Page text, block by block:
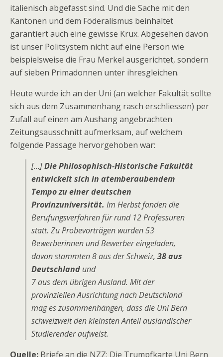
italienisch abgefasst sind. Und die Sache mit den
Kantonen und dem Föderalismus beinhaltet
garantiert auch eine gewisse Krux. Abgesehen davon
ist unser Politsystem nicht auf eine Person wie
beispielsweise die Frau Merkel ausgerichtet, sondern
auf sieben Primadonnen unter ihresgleichen.
Heute wurde ich an der Uni (an welcher Fakultät sollte
sich aus dem Zusammenhang rasch erschliessen) per
Zufall auf einen am Aushang angebrachten
Zeitungsausschnitt aufmerksam, auf welchem
folgende Passage hervorgehoben war:
[…]Die Philosophisch-Historische Fakultät
entwickelt sich in atemberaubendem
Tempo zu einer deutschen
Provinzuniversität. Im Herbst fanden die
Berufungsverfahren für rund 12 Professuren
statt. Zu Probevorträgen wurden 53
Bewerberinnen und Bewerber eingeladen,
davon stammten 8 aus der Schweiz, 38 aus
Deutschland und
7 aus dem übrigen Ausland. Mit der
provinziellen Ausrichtung nach Deutschland
mag es zusammenhängen, dass die Uni Bern
schweizweit den kleinsten Anteil ausländischer
Studierender aufweist.
Quelle: Briefe an die NZZ: Die Trumpfkarte Uni Bern